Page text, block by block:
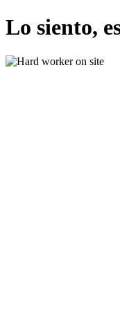
Lo siento,